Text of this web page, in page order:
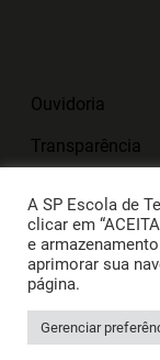
Ouvidoria
Transparência
A SP Escola de
clicar em
e
aprimorar sua
página.
Gerenciar